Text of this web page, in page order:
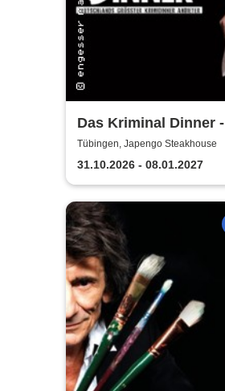
Das Kriminal Dinner -
Sherlock Holmes
Tübingen, Japengo Steakhouse
31.10.2026 - 08.01.2027